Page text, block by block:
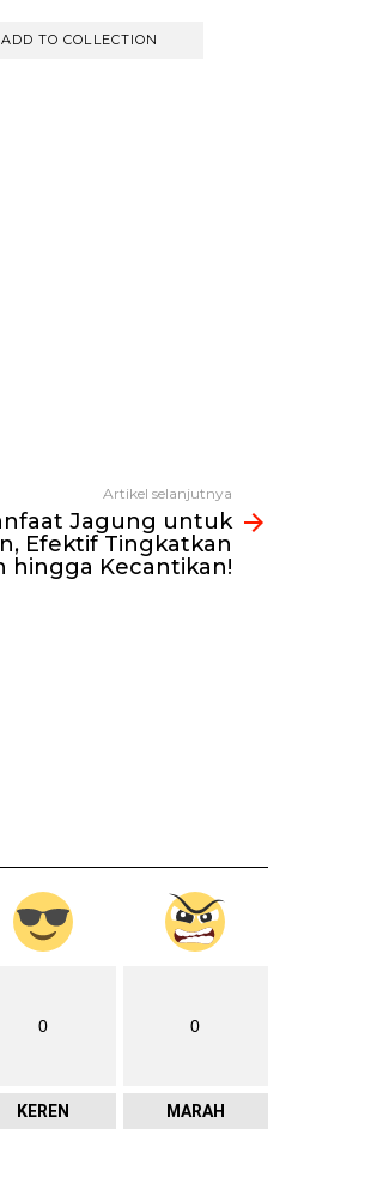
ADD TO COLLECTION
Artikel selanjutnya
Jagung untuk
Efektif Tingkatkan
hingga Kecantikan!
0
KEREN
0
MARAH